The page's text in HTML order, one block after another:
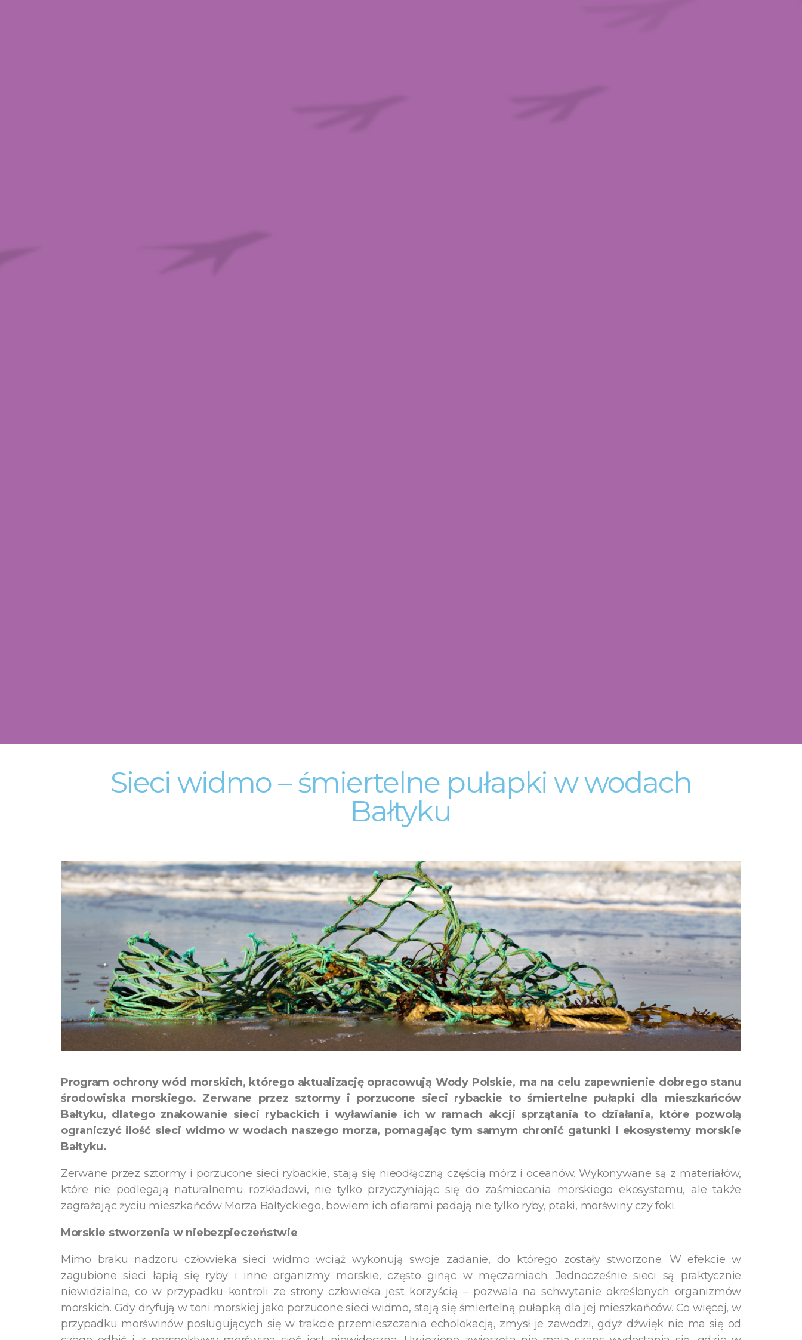
Sieci widmo – śmiertelne pułapki w wodach
Bałtyku
Program ochrony wód morskich, którego aktualizację opracowują Wody Polskie, ma na celu zapewnienie dobrego stanu
środowiska morskiego. Zerwane przez sztormy i porzucone sieci rybackie to śmiertelne pułapki dla mieszkańców
Bałtyku, dlatego znakowanie sieci rybackich i wyławianie ich w ramach akcji sprzątania to działania, które pozwolą
ograniczyć ilość sieci widmo w wodach naszego morza, pomagając tym samym chronić gatunki i ekosystemy morskie
Bałtyku.
Zerwane przez sztormy i porzucone sieci rybackie, stają się nieodłączną częścią mórz i oceanów. Wykonywane są z materiałów,
które nie podlegają naturalnemu rozkładowi, nie tylko przyczyniając się do zaśmiecania morskiego ekosystemu, ale także
zagrażając życiu mieszkańców Morza Bałtyckiego, bowiem ich ofiarami padają nie tylko ryby, ptaki, morświny czy foki.
Morskie stworzenia w niebezpieczeństwie
Mimo braku nadzoru człowieka sieci widmo wciąż wykonują swoje zadanie, do którego zostały stworzone. W efekcie w
zagubione sieci łapią się ryby i inne organizmy morskie, często ginąc w męczarniach. Jednocześnie sieci są praktycznie
niewidzialne, co w przypadku kontroli ze strony człowieka jest korzyścią – pozwala na schwytanie określonych organizmów
morskich. Gdy dryfują w toni morskiej jako porzucone sieci widmo, stają się śmiertelną pułapką dla jej mieszkańców. Co więcej, w
przypadku morświnów posługujących się w trakcie przemieszczania echolokacją, zmysł je zawodzi, gdyż dźwięk nie ma się od